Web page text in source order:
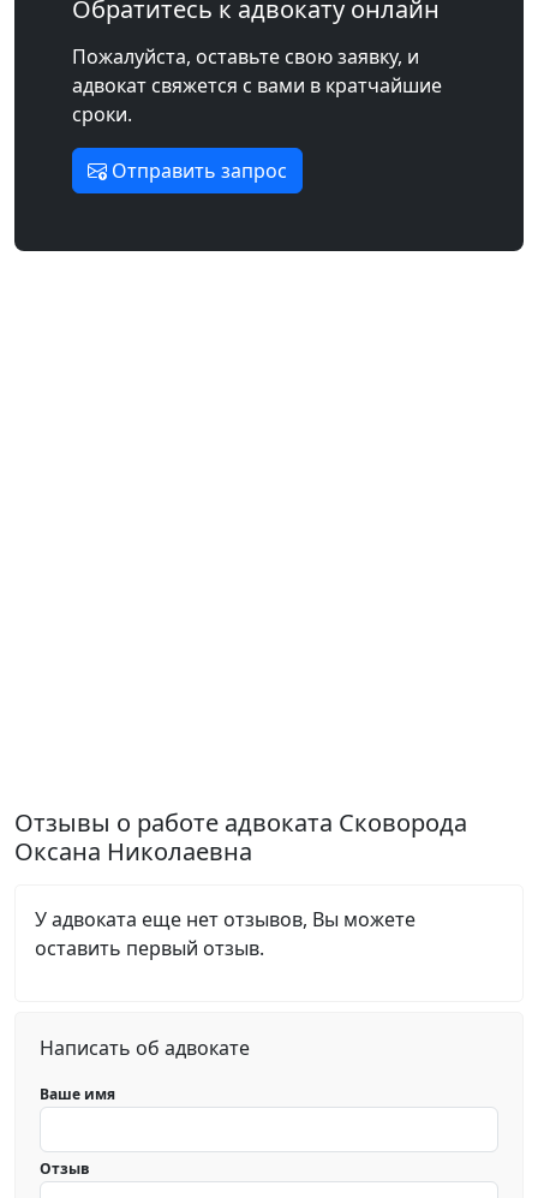
Обратитесь к адвокату онлайн
Пожалуйста, оставьте свою заявку, и
адвокат свяжется с вами в кратчайшие
сроки.
Отправить запрос
Отзывы о работе адвоката Сковорода
Оксана Николаевна
У адвоката еще нет отзывов, Вы можете
оставить первый отзыв.
Написать об адвокате
Ваше имя
Отзыв